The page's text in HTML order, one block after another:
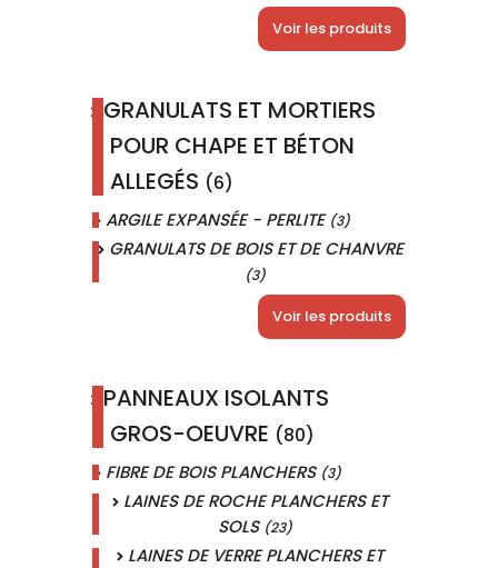
Voir les produits
GRANULATS ET MORTIERS
POUR CHAPE ET BÉTON
ALLEGÉS (6)
ARGILE EXPANSÉE - PERLITE (3)
GRANULATS DE BOIS ET DE CHANVRE
(3)
Voir les produits
PANNEAUX ISOLANTS
GROS-OEUVRE (80)
FIBRE DE BOIS PLANCHERS (3)
LAINES DE ROCHE PLANCHERS ET
SOLS (23)
LAINES DE VERRE PLANCHERS ET